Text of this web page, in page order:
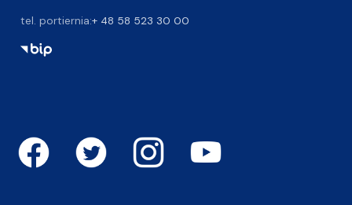
tel. portiernia:+ 48 58 523 30 00